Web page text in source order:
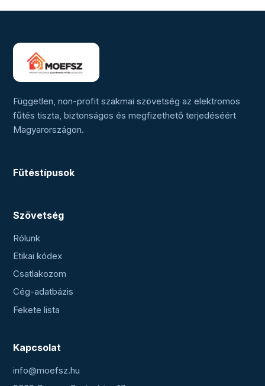
Független, non-profit szakmai szövetség az elektromos
fűtés tiszta, biztonságos és megfizethető terjedéséért
Magyarországon.
Fűtéstípusok
Szövetség
Rólunk
Etikai kódex
Csatlakozom
Cég-adatbázis
Fekete lista
Kapcsolat
info@moefsz.hu